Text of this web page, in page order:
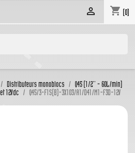
shopping_cart (0)

Distributeurs monoblocs
Q45 (1/2'' - 60L/min)
12Vdc
Q45/3-F1S(B)-3X103/A1/D41/M1-F3D-12V